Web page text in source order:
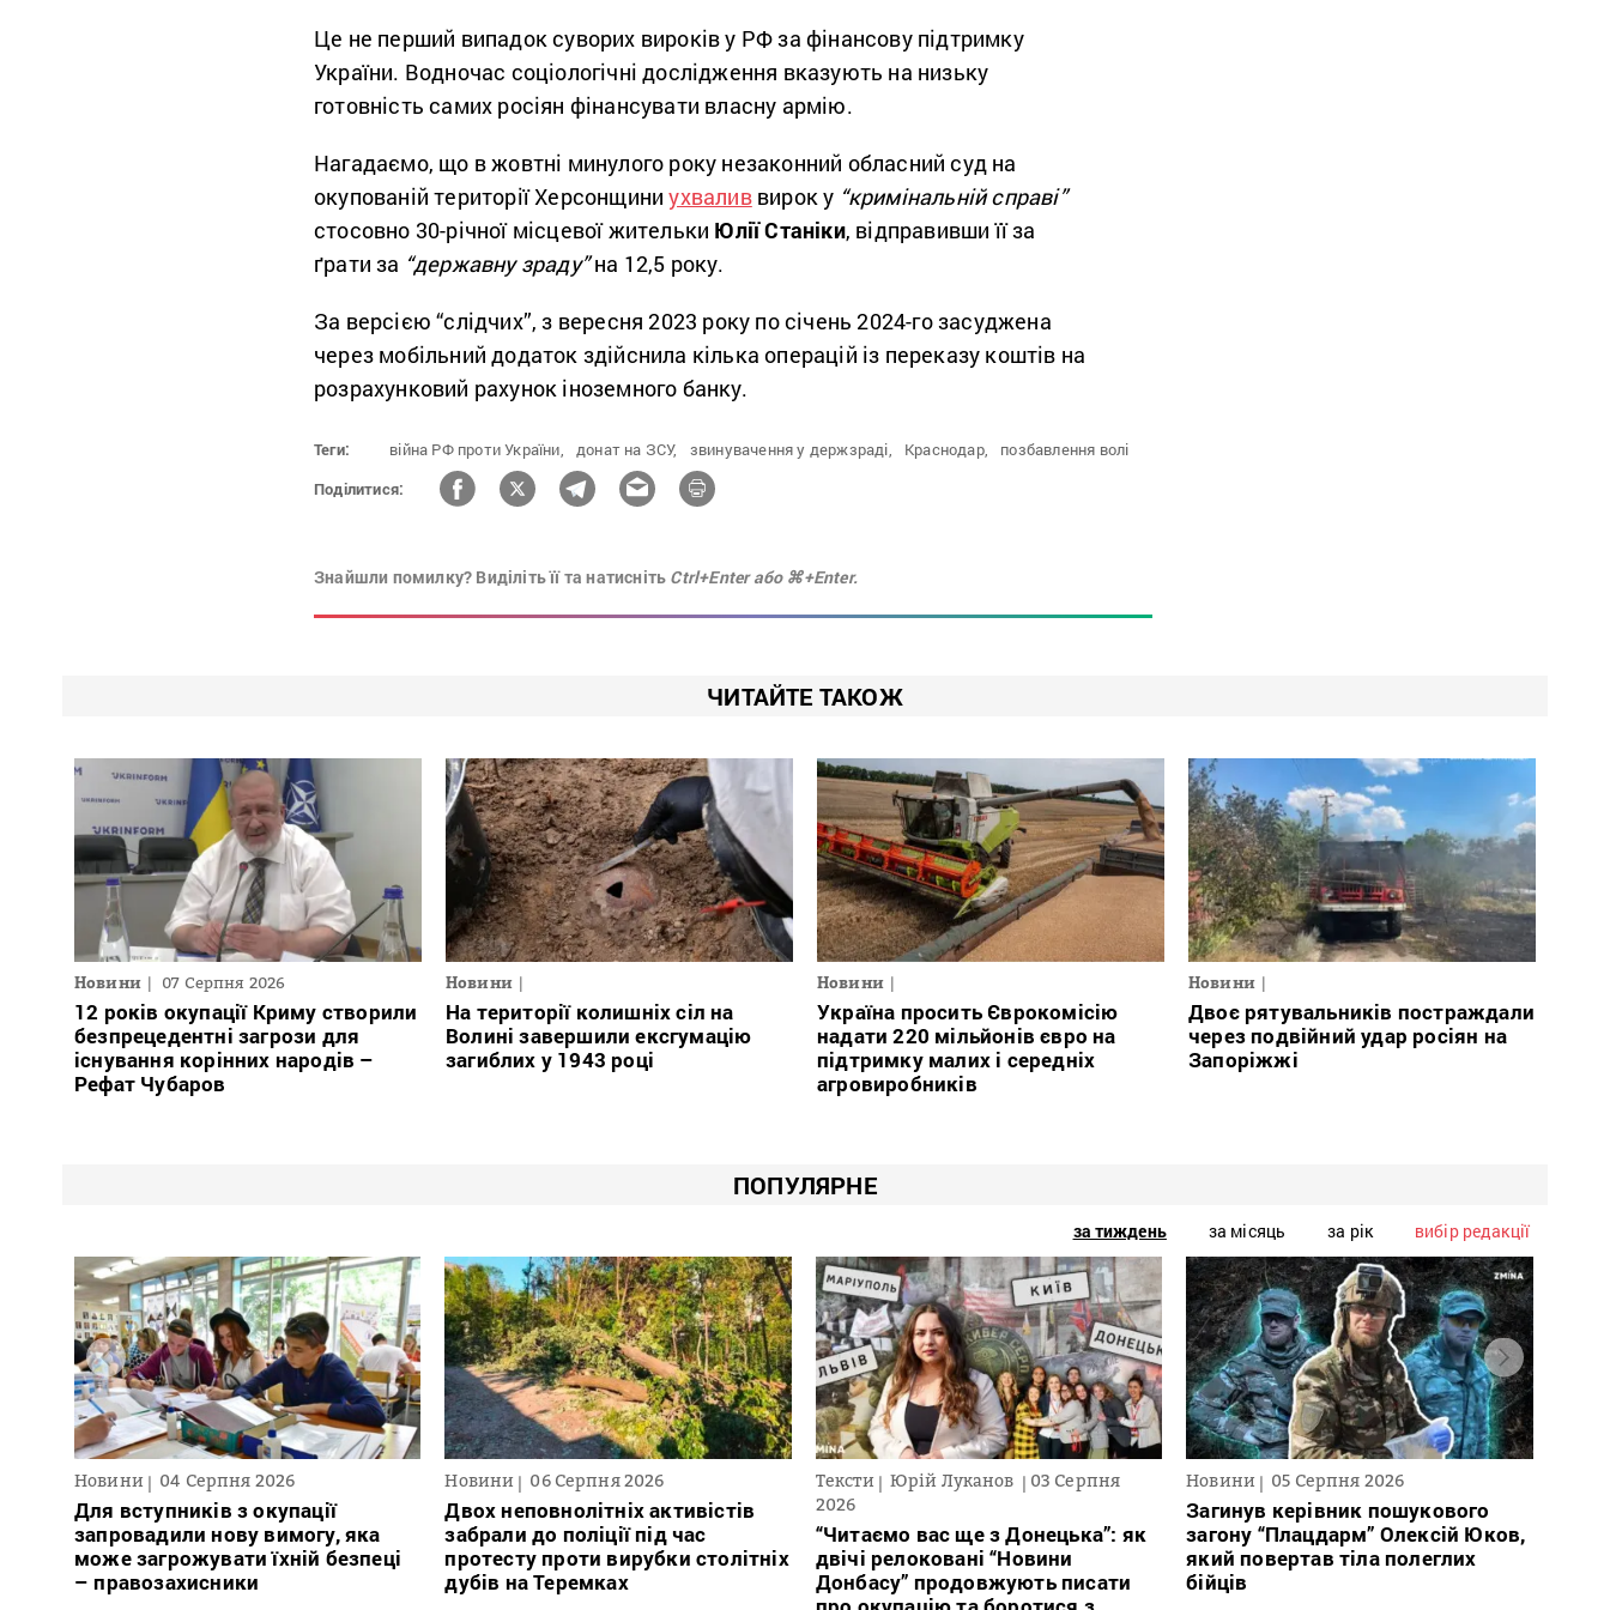
Це не перший випадок суворих вироків у РФ за фінансову підтримку
України. Водночас соціологічні дослідження вказують на низьку
готовність самих росіян фінансувати власну армію.
Нагадаємо, що в жовтні минулого року незаконний обласний суд на
окупованій території Херсонщиниухваливвирок у “кримінальній справі”
стосовно 30-річної місцевої жительки Юлії Станіки, відправивши її за
ґрати за “державну зраду”на 12,5 року.
За версією “слідчих”, з вересня 2023 року по січень 2024-го засуджена
через мобільний додаток здійснила кілька операцій із переказу коштів на
розрахунковий рахунок іноземного банку.
Теги: війна РФ проти України, донат на ЗСУ, звинувачення у держзраді, Краснодар,
позбавлення волі
Поділитися:
Знайшли помилку? Виділіть її та натисніть Ctrl+Enter або ⌘+Enter.
ЧИТАЙТЕ ТАКОЖ
Новини 07 Серпня 2026
12 років окупації Криму створили
безпрецедентні загрози для
існування корінних народів –
Рефат Чубаров
Новини
На території колишніх сіл на
Волині завершили ексгумацію
загиблих у 1943 році
Новини
Україна просить Єврокомісію
надати 220 мільйонів євро на
підтримку малих і середніх
агровиробників
Новини
Двоє рятувальників постраждали
через подвійний удар росіян на
Запоріжжі
ПОПУЛЯРНЕ
за тиждень за місяць за рік вибір редакції
Новини 04 Серпня 2026
Для вступників з окупації
запровадили нову вимогу, яка
може загрожувати їхній безпеці
– правозахисники
Новини 06 Серпня 2026
Двох неповнолітніх активістів
забрали до поліції під час
протесту проти вирубки столітніх
дубів на Теремках
Тексти Юрій Луканов
03 Серпня
2026
“Читаємо вас ще з Донецька”: як
двічі релоковані “Новини
Донбасу” продовжують писати
Новини 05 Серпня 2026
Загинув керівник пошукового
загону “Плацдарм” Олексій Юков,
який повертав тіла полеглих
бійців